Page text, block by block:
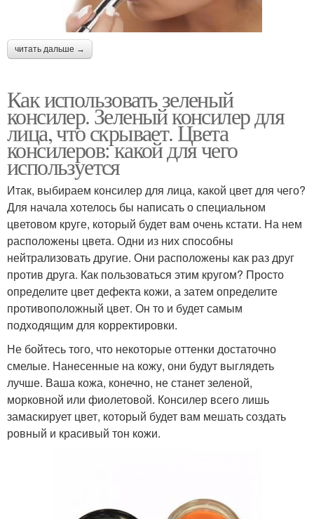
читать дальше →
Как использовать зеленый
консилер. Зеленый консилер для
лица, что скрывает. Цвета
консилеров: какой для чего
используется
Итак, выбираем консилер для лица, какой цвет для чего?
Для начала хотелось бы написать о специальном
цветовом круге, который будет вам очень кстати. На нем
расположены цвета. Одни из них способны
нейтрализовать другие. Они расположены как раз друг
против друга. Как пользоваться этим кругом? Просто
определите цвет дефекта кожи, а затем определите
противоположный цвет. Он то и будет самым
подходящим для корректировки.
Не бойтесь того, что некоторые оттенки достаточно
смелые. Нанесенные на кожу, они будут выглядеть
лучше. Ваша кожа, конечно, не станет зеленой,
морковной или фиолетовой. Консилер всего лишь
замаскирует цвет, который будет вам мешать создать
ровный и красивый тон кожи.